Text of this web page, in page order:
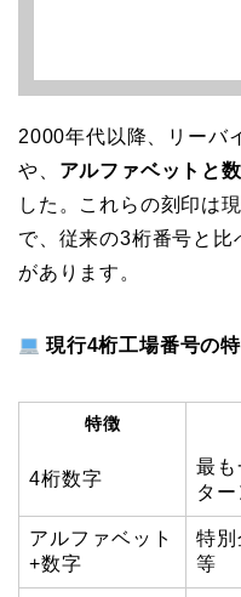
2000年代以降、リーバ
や、 アルファベットと
した。これらの刻印は
で、従来の3桁番号と比
があります。
現行4桁工場番号の
特徴
4桁数字
最
ター
アルファベット
+数字
特別
等